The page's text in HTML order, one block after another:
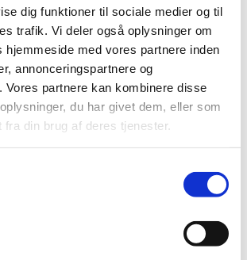
dig funktioner til sociale medier og til
trafik. Vi deler også oplysninger om
hjemmeside med vores partnere inden
annonceringspartnere og
Vores partnere kan kombinere disse
du har givet dem, eller som
fra din brug af deres tjenester.